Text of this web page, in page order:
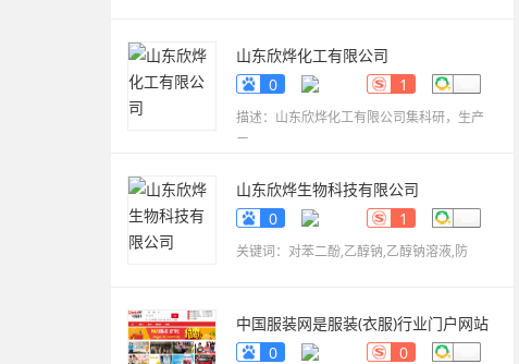
山东欣烨化工有限公司
www.sdxinyechem.cn
0 1
描述：山东欣烨化工有限公司集科研，生产
三
山东欣烨生物科技有限公司
www.sdxinyekeji.cn
0 1
关键词：对苯二酚,乙醇钠,乙醇钠溶液,防
中国服装网是服装(衣服)行业门户网站
fuzhuang.qiyeku.cn
0 0